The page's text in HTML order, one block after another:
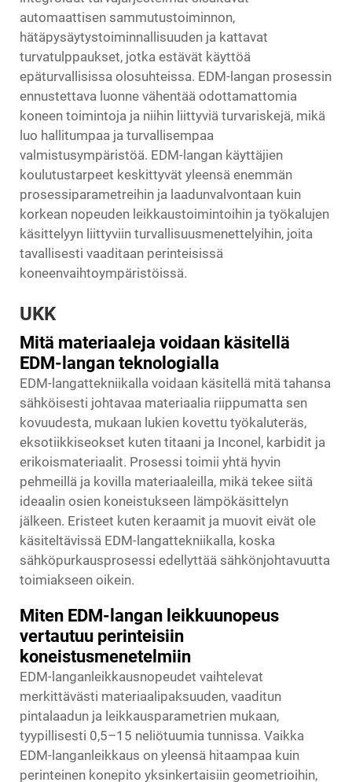
automaattisen sammutustoiminnon,
hätäpysäytystoiminnallisuuden ja kattavat
turvatulppaukset, jotka estävät käyttöä
epäturvallisissa olosuhteissa. EDM-langan prosessin
ennustettava luonne vähentää odottamattomia
koneen toimintoja ja niihin liittyviä turvariskejä, mikä
luo hallitumpaa ja turvallisempaa
valmistusympäristöä. EDM-langan käyttäjien
koulutustarpeet keskittyvät yleensä enemmän
prosessiparametreihin ja laadunvalvontaan kuin
korkean nopeuden leikkaustoimintoihin ja työkalujen
käsittelyyn liittyviin turvallisuusmenettelyihin, joita
tavallisesti vaaditaan perinteisissä
koneenvaihtoympäristöissä.
UKK
Mitä materiaaleja voidaan käsitellä
EDM-langan teknologialla
EDM-langattekniikalla voidaan käsitellä mitä tahansa
sähköisesti johtavaa materiaalia riippumatta sen
kovuudesta, mukaan lukien kovettu työkaluteräs,
eksotiikkiseokset kuten titaani ja Inconel, karbidit ja
erikoismateriaalit. Prosessi toimii yhtä hyvin
pehmeillä ja kovilla materiaaleilla, mikä tekee siitä
ideaalin osien koneistukseen lämpökäsittelyn
jälkeen. Eristeet kuten keraamit ja muovit eivät ole
käsiteltävissä EDM-langattekniikalla, koska
sähköpurkausprosessi edellyttää sähkönjohtavuutta
toimiakseen oikein.
Miten EDM-langan leikkuunopeus
vertautuu perinteisiin
koneistusmenetelmiin
EDM-langanleikkausnopeudet vaihtelevat
merkittävästi materiaalipaksuuden, vaaditun
pintalaadun ja leikkausparametrien mukaan,
tyypillisesti 0,5–15 neliötuumia tunnissa. Vaikka
EDM-langanleikkaus on yleensä hitaampaa kuin
perinteinen konepito yksinkertaisiin geometrioihin,